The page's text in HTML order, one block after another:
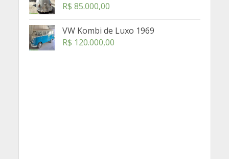
R$ 85.000,00
VW Kombi de Luxo 1969
R$ 120.000,00